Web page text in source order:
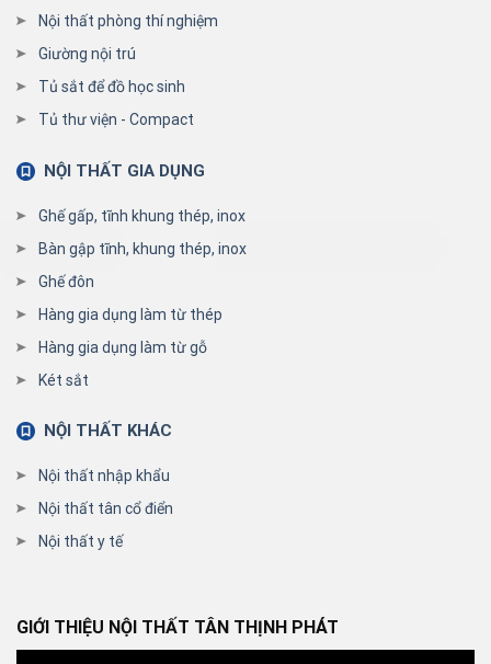
Nội thất phòng thí nghiệm
Giường nội trú
Tủ sắt để đồ học sinh
Tủ thư viện - Compact
NỘI THẤT GIA DỤNG
Ghế gấp, tĩnh khung thép, inox
Bàn gập tĩnh, khung thép, inox
Ghế đôn
Hàng gia dụng làm từ thép
Hàng gia dụng làm từ gỗ
Két sắt
NỘI THẤT KHÁC
Nội thất nhập khẩu
Nội thất tân cổ điển
Nội thất y tế
GIỚI THIỆU NỘI THẤT TÂN THỊNH PHÁT